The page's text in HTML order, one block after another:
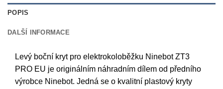
POPIS
DALŠÍ INFORMACE
Levý boční kryt pro elektrokoloběžku Ninebot ZT3
PRO EU je originálním náhradním dílem od předního
výrobce Ninebot. Jedná se o kvalitní plastový kryty